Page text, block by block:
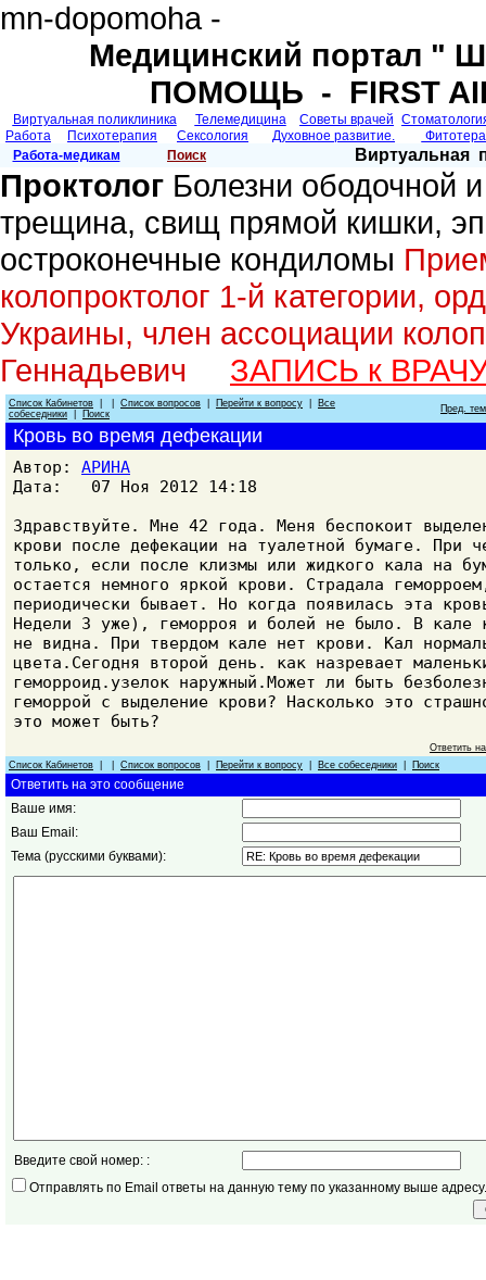
mn-dopomoha -
Медицинский портал
ПОМОЩЬ - FIRST
Виртуальная поликлиника Телемедицина Советы врачей
Работа
Психотерапия Сексология Духовное развитие.
Работа-медикам
Поиск Виртуальная
Проктолог Болезни ободочной
трещина, свищ прямой кишки,
остроконечные кондиломы
колопроктолог 1-й категории,
Украины, член ассоциации
Геннадьевич ЗАПИСЬ к
Список Кабинетов Список вопросов Перейти к вопросу
Все
собеседники
Поиск Пред.
Кровь во время дефекации
Автор: АРИНА
Дата: 07 Ноя 2012 14:18
Здравствуйте. Мне 42 года. Меня беспокоит
крови после дефекации на туалетной бумаге. При
только, если после клизмы или жидкого кала на
остается немного яркой крови. Страдала
периодически бывает. Но когда появилась эта
Недели 3 уже), геморроя и болей не было. В кале
не видна. При твердом кале нет крови. Кал
цвета.Сегодня второй день. как назревает
геморроид.узелок наружный.Может ли быть
геморрой с выделение крови? Насколько это
это может быть?
Ответить
Список Кабинетов
Список вопросов Перейти к вопросу Все собеседники Поиск
Ответить на это сообщение
Ваше имя:
Ваш Email:
Тема (русскими буквами):
Введите свой номер: :
Отправлять по Email ответы на данную тему по указанному выше адресу.